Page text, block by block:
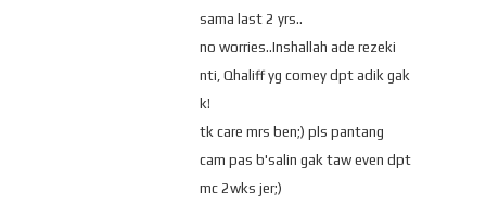
sama last 2 yrs..
no worries..Inshallah ade rezeki
nti, Qhaliff yg comey dpt adik gak
k!
tk care mrs ben;) pls pantang
cam pas b'salin gak taw even dpt
mc 2wks jer;)